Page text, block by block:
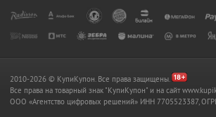
2010-2026 © КупиКупон. Все права защищены.
Все права на товарный знак "КупиКупон" и на сайт
OOO «Агентство цифровых решений» ИНН 7705523387,